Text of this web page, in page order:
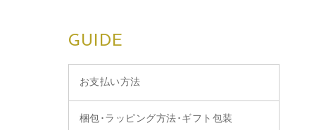
GUIDE
お支払い方法
梱包･ラッピング方法･ギフト包装